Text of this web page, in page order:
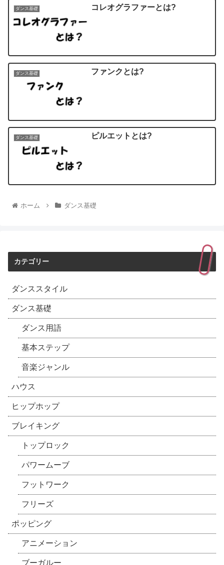
ダンス基礎 コレオグラファーとは?
ダンス基礎 ファンクとは?
ダンス基礎 ピルエットとは?
ホーム ダンス基礎
カテゴリー
ダンススタイル
ダンス基礎
ダンス用語
基本ステップ
音楽ジャンル
ハウス
ヒップホップ
ブレイキング
トップロック
パワームーブ
フットワーク
フリーズ
ポッピング
アニメーション
ブーガルー